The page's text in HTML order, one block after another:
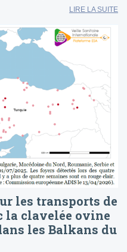
LIRE LA SUITE
les transports de
la clavelée ovine
les Balkans du